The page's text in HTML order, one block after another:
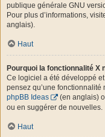
publique générale GNU
Pour plus d’informations,
anglais).
Haut
Pourquoi la fonctionnalité X
Ce logiciel a été développé
pensez qu’une fonctionnalité
phpBB Ideas
(en anglais)
ou en suggérer de nouvelles.
Haut